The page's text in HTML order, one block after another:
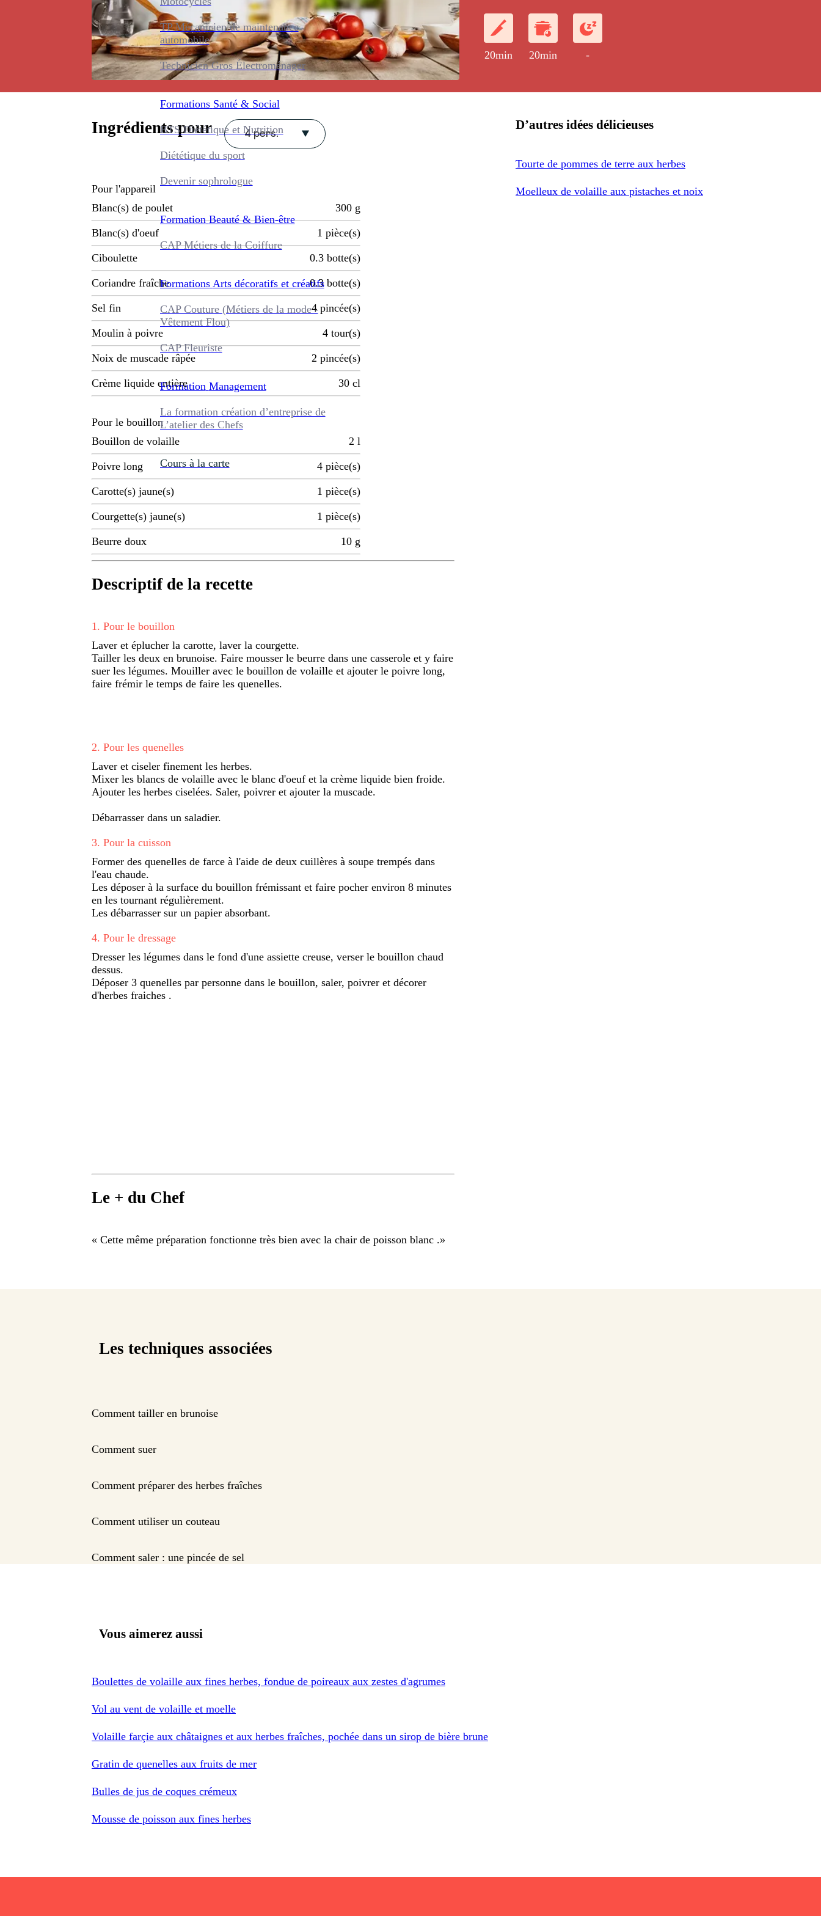
TP Mécanicien de maintenance
automobile
Technicien Gros Électroménager
Formations Santé & Social
BTS Diététique et Nutrition
Diététique du sport
Devenir sophrologue
Formation Beauté & Bien-être
CAP Métiers de la Coiffure
Formations Arts décoratifs et créatifs
CAP Couture (Métiers de la mode -
Vêtement Flou)
CAP Fleuriste
Formation Management
La formation création d’entreprise de
L’atelier des Chefs
Cours à la carte
20min 20min -
Ingrédients pour 4 pers.
Pour l'appareil
Blanc(s) de poulet
300 g
Blanc(s) d'oeuf 1 pièce(s)
Ciboulette 0.3 botte(s)
Coriandre fraîche 0.3 botte(s)
Sel fin 4 pincée(s)
Moulin à poivre 4 tour(s)
Noix de muscade râpée 2 pincée(s)
Crème liquide entière 30 cl
Pour le bouillon
Bouillon de volaille
2 l
Poivre long 4 pièce(s)
Carotte(s) jaune(s) 1 pièce(s)
Courgette(s) jaune(s) 1 pièce(s)
Beurre doux 10 g
Descriptif de la recette
1 . Pour le bouillon
Laver et éplucher la carotte, laver la courgette.
Tailler les deux en brunoise. Faire mousser le beurre dans une casserole et y faire
suer les légumes. Mouiller avec le bouillon de volaille et ajouter le poivre long,
faire frémir le temps de faire les quenelles.
2. Pour les quenelles
Laver et ciseler finement les herbes.
Mixer les blancs de volaille avec le blanc d'oeuf et la crème liquide bien froide.
Ajouter les herbes ciselées. Saler, poivrer et ajouter la muscade.
Débarrasser dans un saladier.
3. Pour la cuisson
Former des quenelles de farce à l'aide de deux cuillères à soupe trempés dans
l'eau chaude.
Les déposer à la surface du bouillon frémissant et faire pocher environ 8 minutes
en les tournant régulièrement.
Les débarrasser sur un papier absorbant.
4. Pour le dressage
Dresser les légumes dans le fond d'une assiette creuse, verser le bouillon chaud
dessus.
Déposer 3 quenelles par personne dans le bouillon, saler, poivrer et décorer
d'herbes fraiches .
Le + du Chef
« Cette même préparation fonctionne très bien avec la chair de poisson blanc .»
D’autres idées délicieuses
Tourte de pommes de terre aux herbes
Moelleux de volaille aux pistaches et noix
Les techniques associées
Comment tailler en brunoise
Comment suer
Comment préparer des herbes fraîches
Comment utiliser un couteau
Comment saler : une pincée de sel
Vous aimerez aussi
Boulettes de volaille aux fines herbes, fondue de poireaux aux zestes d'agrumes
Vol au vent de volaille et moelle
Volaille farçie aux châtaignes et aux herbes fraîches, pochée dans un sirop de bière brune
Gratin de quenelles aux fruits de mer
Bulles de jus de coques crémeux
Mousse de poisson aux fines herbes